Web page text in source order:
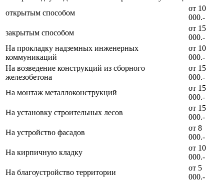
открытым способом
от 10
000.-
закрытым способом
от 15
000.-
На прокладку надземных инженерных
коммуникаций
от 10
000.-
На возведение конструкций из сборного
железобетона
от 15
000.-
На монтаж металлоконструкций
от 15
000.-
На установку строительных лесов
от 15
000.-
На устройство фасадов
от 8
000.-
На кирпичную кладку
от 10
000.-
На благоустройство территории
от 5
000.-